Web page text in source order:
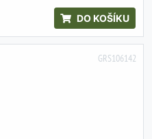
DO KOŠÍKU
GRS106142